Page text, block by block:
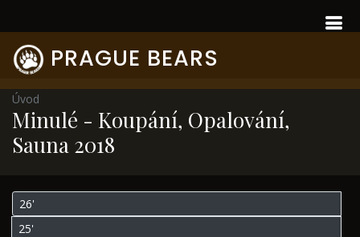
PRAGUE BEARS
Úvod
Minulé - Koupání, Opalování,
Sauna 2018
26'
25'